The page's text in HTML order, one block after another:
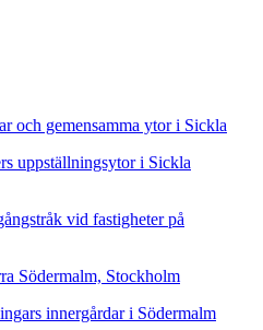
och gemensamma ytor i Sickla
uppställningsytor i Sickla
vid fastigheter på
Södermalm, Stockholm
innergårdar i Södermalm